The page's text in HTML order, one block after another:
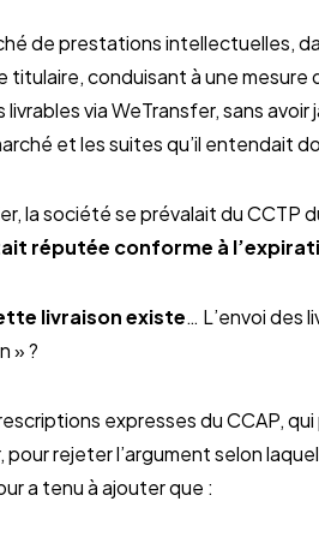
de prestations intellectuelles,
conduisant à une
via WeTransfer, sans avoir
et les suites qu’il entendait
la société se prévalait du CCTP
réputée conforme à
livraison existe… L’envoi des
» ?
expresses du CCAP,
rejeter l’argument selon
a tenu à ajouter que :